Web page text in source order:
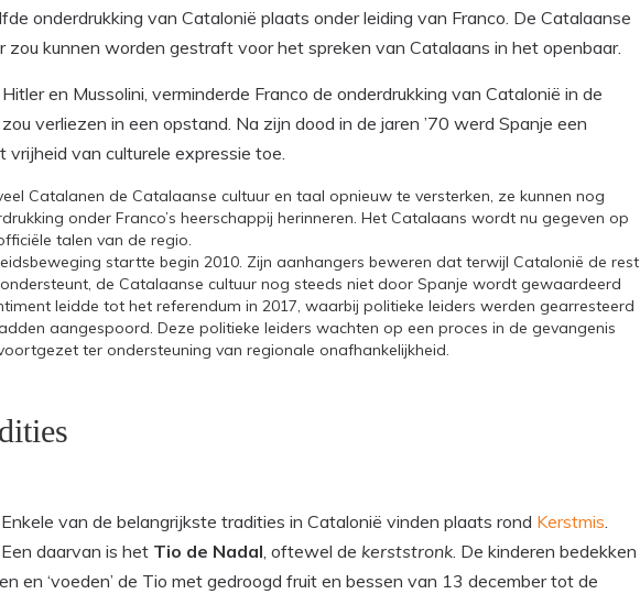
onderdrukking van Catalonië plaats onder leiding van Franco. De Catalaanse
zou kunnen worden gestraft voor het spreken van Catalaans in het openbaar.
en Mussolini, verminderde Franco de onderdrukking van Catalonië in de
verliezen in een opstand. Na zijn dood in de jaren ’70 werd Spanje een
van culturele expressie toe.
Catalanen de Catalaanse cultuur en taal opnieuw te versterken, ze kunnen nog
onder Franco’s heerschappij herinneren. Het Catalaans wordt nu gegeven op
talen van de regio.
startte begin 2010. Zijn aanhangers beweren dat terwijl Catalonië de rest
de Catalaanse cultuur nog steeds niet door Spanje wordt gewaardeerd
leidde tot het referendum in 2017, waarbij politieke leiders werden gearresteerd
aangespoord. Deze politieke leiders wachten op een proces in de gevangenis
ter ondersteuning van regionale onafhankelijkheid.
Enkele van de belangrijkste tradities in Catalonië vinden plaats rond Kerstmis
Een daarvan is het Tio de Nadal , oftewel de kerststronk . De kinderen bedekken
en ‘voeden’ de Tio met gedroogd fruit en bessen van 13 december tot de